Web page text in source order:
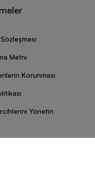
Sözleşmesi
Metni
Korunması
Yönetin